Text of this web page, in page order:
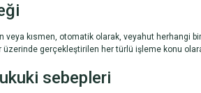
veya kısmen, otomatik olarak, veyahut
gerçekleştirilen her türlü işleme konu
sebepleri